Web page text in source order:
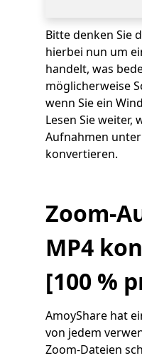
Bitte denken Sie
hierbei nun um
handelt, was
möglicherweise
wenn Sie ein
Lesen Sie weiter,
Aufnahmen
konvertieren.
Zoom-
MP4
[100 %
AmoyShare hat
von jedem
Zoom-Dateien